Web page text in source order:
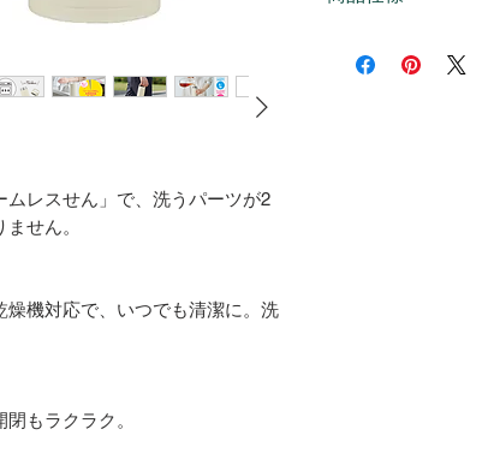
レスせん」で、洗うパーツが2
せん。
機対応で、いつでも清潔に。洗
もラクラク。
容量：650ml